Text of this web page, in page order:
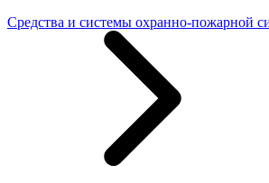
Средства и системы охранно-пожарной